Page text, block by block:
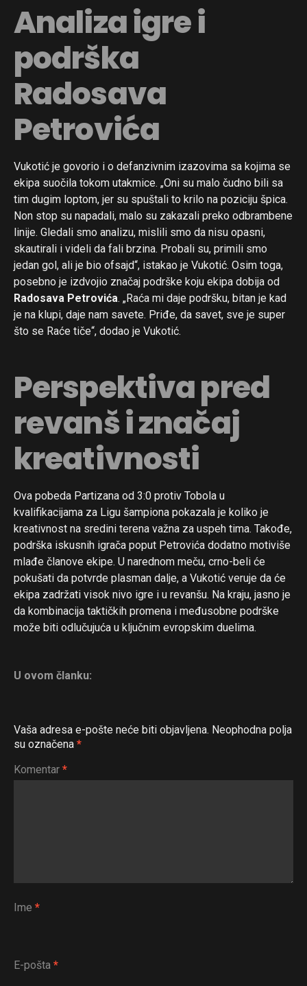
Analiza igre i
podrška
Radosava
Petrovića
Vukotić je govorio i o defanzivnim izazovima sa kojima se
ekipa suočila tokom utakmice. „Oni su malo čudno bili sa
tim dugim loptom, jer su spuštali to krilo na poziciju špica.
Non stop su napadali, malo su zakazali preko odbrambene
linije. Gledali smo analizu, mislili smo da nisu opasni,
skautirali i videli da fali brzina. Probali su, primili smo
jedan gol, ali je bio ofsajd“, istakao je Vukotić. Osim toga,
posebno je izdvojio značaj podrške koju ekipa dobija od
Radosava Petrovića. „Raća mi daje podršku, bitan je kad
je na klupi, daje nam savete. Priđe, da savet, sve je super
što se Raće tiče“, dodao je Vukotić.
Perspektiva pred
revanš i značaj
kreativnosti
Ova pobeda Partizana od 3:0 protiv Tobola u
kvalifikacijama za Ligu šampiona pokazala je koliko je
kreativnost na sredini terena važna za uspeh tima. Takođe,
podrška iskusnih igrača poput Petrovića dodatno motiviše
mlađe članove ekipe. U narednom meču, crno-beli će
pokušati da potvrde plasman dalje, a Vukotić veruje da će
ekipa zadržati visok nivo igre i u revanšu. Na kraju, jasno je
da kombinacija taktičkih promena i međusobne podrške
može biti odlučujuća u ključnim evropskim duelima.
U ovom članku:
Vaša adresa e-pošte neće biti objavljena. Neophodna polja
su označena *
Komentar *
Ime *
E-pošta *